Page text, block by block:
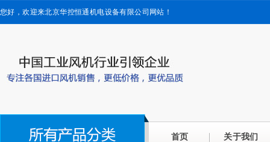
您好，欢迎来北京华控恒通机电设备有限公司网站！
首页 关于我们